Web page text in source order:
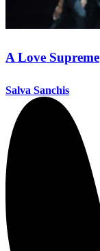
A Love Supreme
Salva Sanchis